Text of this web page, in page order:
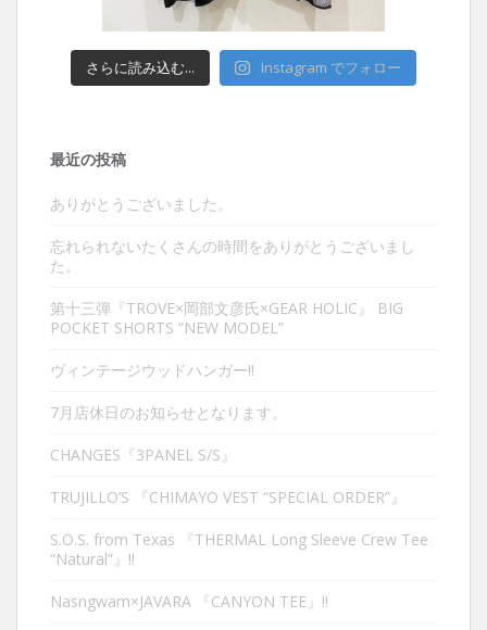
さらに読み込む... Instagram でフォロー
最近の投稿
ありがとうございました。
忘れられないたくさんの時間をありがとうございまし
た。
第十三弾『TROVE×岡部文彦氏×GEAR HOLIC』 BIG
POCKET SHORTS “NEW MODEL”
ヴィンテージウッドハンガー‼︎
7月店休日のお知らせとなります。
CHANGES『3PANEL S/S』
TRUJILLO’S 『CHIMAYO VEST “SPECIAL ORDER”』
S.O.S. from Texas 『THERMAL Long Sleeve Crew Tee
“Natural”』‼︎
Nasngwam×JAVARA 『CANYON TEE』‼︎